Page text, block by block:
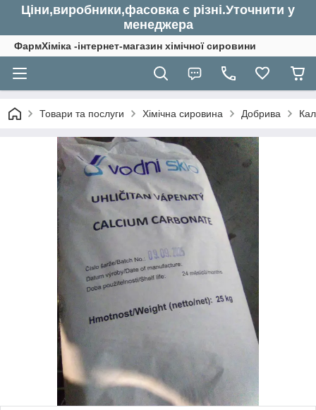
Ціни,виробники,фасовка є різні.Уточнити у
менеджера
ФармХіміка -інтернет-магазин хімічної сировини
Товари та послуги Хімічна сировина Добрива